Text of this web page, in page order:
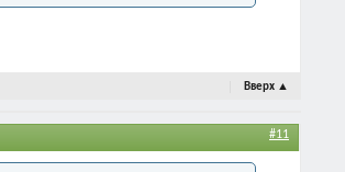
Вверх ▲
#11